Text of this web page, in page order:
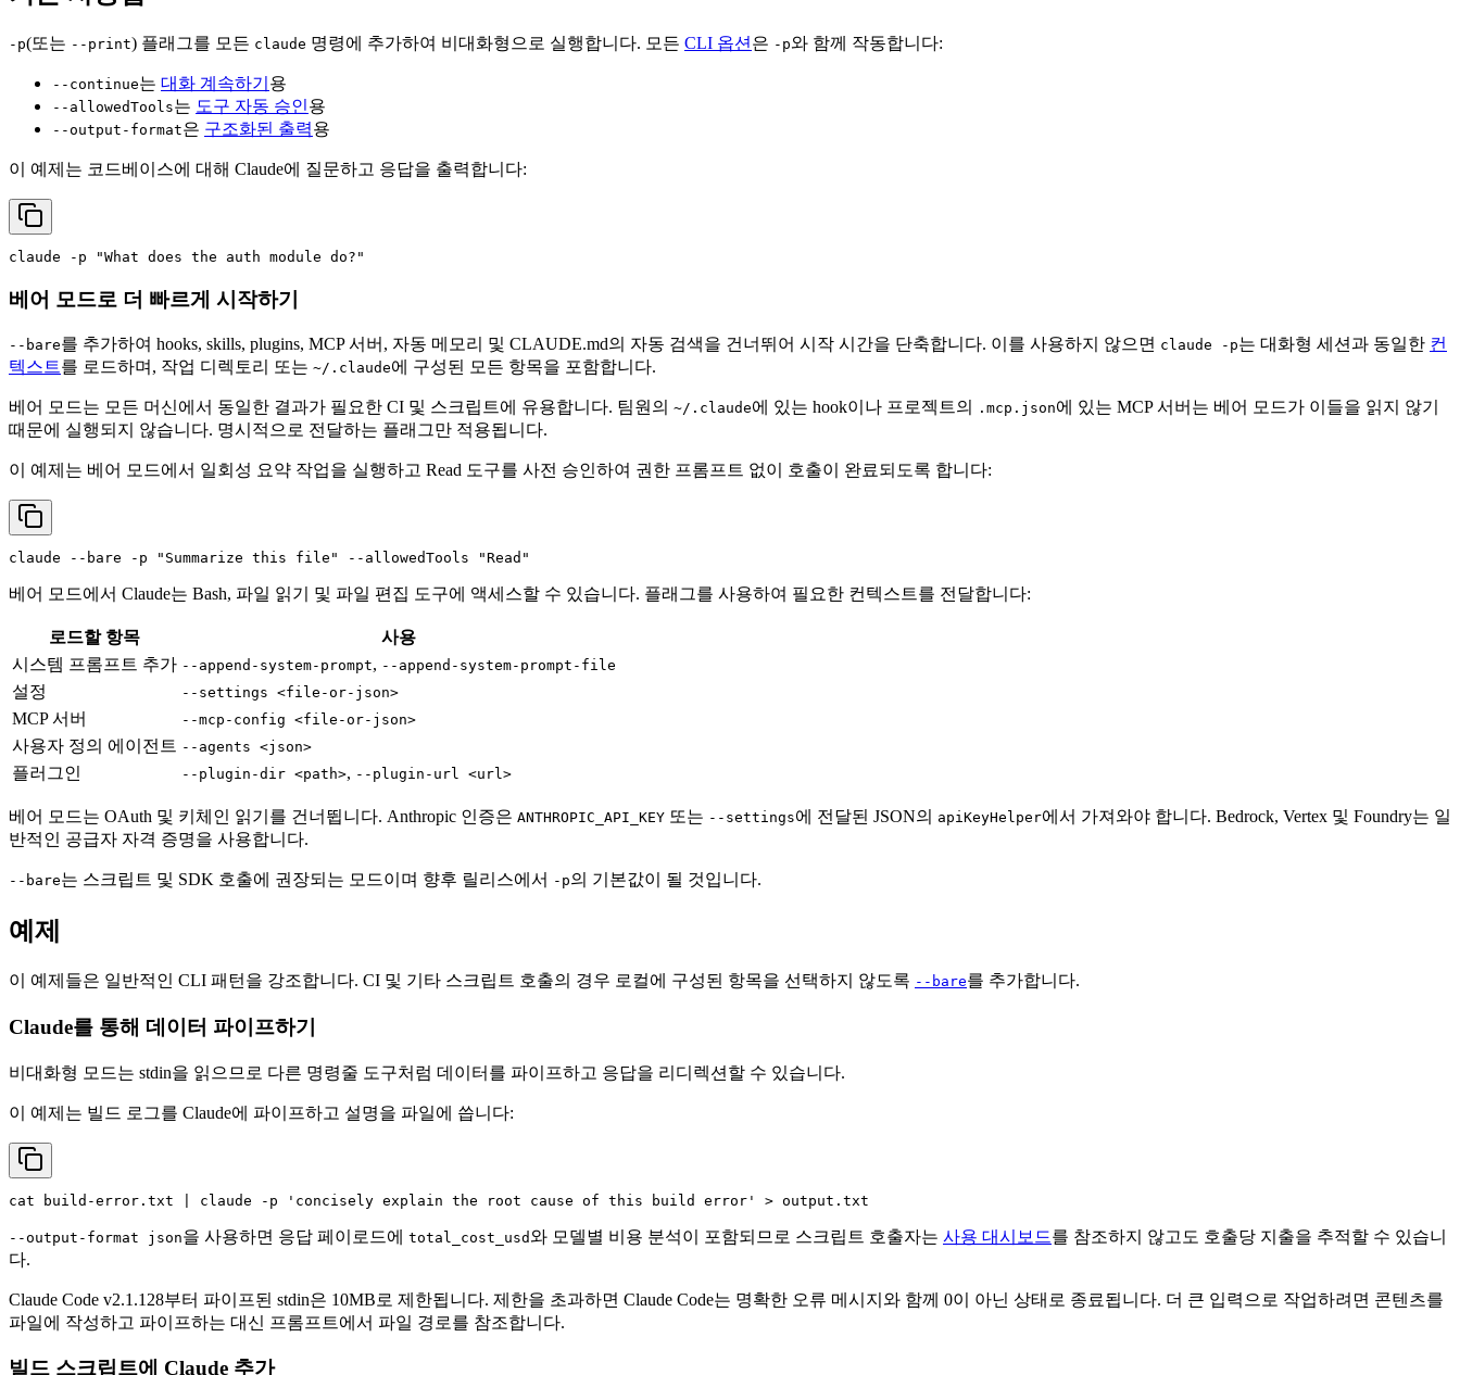
-p(또는 --print) 플래그를 모든 claude 명령에 추가하여 비대화형으로 실행합니다. 모든 CLI 옵션 은 -p와 함께 작동합니다:
--continue는 대화 계속하기 용
--allowedTools는 도구 자동 승인용
--output-format은 구조화된 출력용
이 예제는 코드베이스에 대해 Claude에 질문하고 응답을 출력합니다:
claude -p "What does the auth module do?"
베어 모드로 더 빠르게 시작하기
--bare를 추가하여 hooks, skills, plugins, MCP 서버, 자동 메모리 및 CLAUDE.md의 자동 검색을 건너뛰어 시작 시간을 단축합니다. 이를 사용하지 않으면 claude -p는 대화형 세션과 동일한 컨
텍스트를 로드하며, 작업 디렉토리 또는 ~/.claude에 구성된 모든 항목을 포함합니다.
베어 모드는 모든 머신에서 동일한 결과가 필요한 CI 및 스크립트에 유용합니다. 팀원의 ~/.claude에 있는 hook이나 프로젝트의 .mcp.json에 있는 MCP 서버는 베어 모드가 이들을 읽지 않기
때문에 실행되지 않습니다. 명시적으로 전달하는 플래그만 적용됩니다.
이 예제는 베어 모드에서 일회성 요약 작업을 실행하고 Read 도구를 사전 승인하여 권한 프롬프트 없이 호출이 완료되도록 합니다:
claude --bare -p "Summarize this file" --allowedTools "Read"
베어 모드에서 Claude는 Bash, 파일 읽기 및 파일 편집 도구에 액세스할 수 있습니다. 플래그를 사용하여 필요한 컨텍스트를 전달합니다:
로드할 항목
사용
시스템 프롬프트 추가 --append-system-prompt, --append-system-prompt-file
설정 --settings <file-or-json>
MCP 서버 --mcp-config <file-or-json>
사용자 정의 에이전트 --agents <json>
플러그인 --plugin-dir <path>, --plugin-url <url>
베어 모드는 OAuth 및 키체인 읽기를 건너뜁니다. Anthropic 인증은 ANTHROPIC_API_KEY 또는 --settings에 전달된 JSON의 apiKeyHelper에서 가져와야 합니다. Bedrock, Vertex 및 Foundry는 일
반적인 공급자 자격 증명을 사용합니다.
--bare는 스크립트 및 SDK 호출에 권장되는 모드이며 향후 릴리스에서 -p의 기본값이 될 것입니다.
예제
이 예제들은 일반적인 CLI 패턴을 강조합니다. CI 및 기타 스크립트 호출의 경우 로컬에 구성된 항목을 선택하지 않도록 --bare를 추가합니다.
Claude를 통해 데이터 파이프하기
비대화형 모드는 stdin을 읽으므로 다른 명령줄 도구처럼 데이터를 파이프하고 응답을 리디렉션할 수 있습니다.
이 예제는 빌드 로그를 Claude에 파이프하고 설명을 파일에 씁니다:
cat build-error.txt | claude -p 'concisely explain the root cause of this build error'
--output-format json을 사용하면 응답 페이로드에 total_cost_usd와 모델별 비용 분석이 포함되므로 스크립트 호출자는 사용 대시보드를 참조하지 않고도 호출당 지출을 추적할 수 있습니
다.
Claude Code v2.1.128부터 파이프된 stdin은 10MB로 제한됩니다. 제한을 초과하면 Claude Code는 명확한 오류 메시지와 함께 0이 아닌 상태로 종료됩니다. 더 큰 입력으로 작업하려면 콘텐츠를
파일에 작성하고 파이프하는 대신 프롬프트에서 파일 경로를 참조합니다.
빌드 스크립트에 Claude 추가